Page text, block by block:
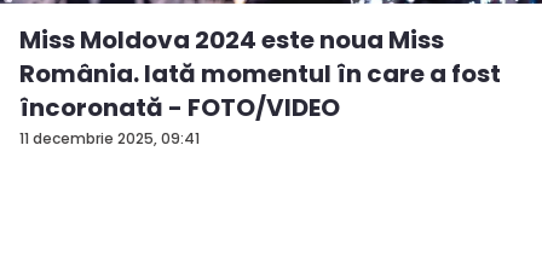
11 decembrie 2025, 09:41
Miss Moldova 2024 este noua Miss
România. Iată momentul în care a fost
încoronată - FOTO/VIDEO